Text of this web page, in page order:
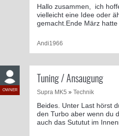
Hallo zusammen, ich
vielleicht eine Idee oder
gemacht.Ende März hatte
Andi1966
OWNER
Tuning / Ansaugung
Supra MK5 » Technik
Beides. Unter Last hörst
den Turbo aber wenn du
auch das Sututut im